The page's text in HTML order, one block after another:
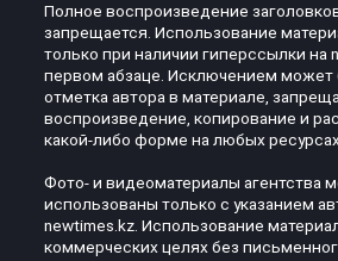
Полное воспроизведение
запрещается. Использование
только при наличии гиперссылки на
первом абзаце. Исключением может
отметка автора в материале,
воспроизведение, копирование и
какой-либо форме на любых ресурсах
Фото- и видеоматериалы агентства
использованы только с указанием
newtimes.kz. Использование
коммерческих целях без